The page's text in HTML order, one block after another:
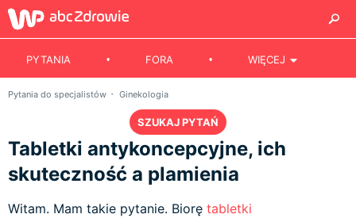
PYTANIA FORA WIĘCEJ
Pytania do specjalistów Ginekologia
SZUKAJ PYTAŃ
Tabletki antykoncepcyjne, ich
skuteczność a plamienia
Witam. Mam takie pytanie. Biorę tabletki